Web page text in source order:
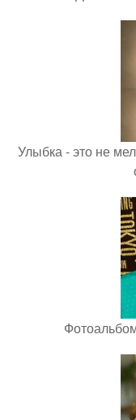
Улыбка - это не